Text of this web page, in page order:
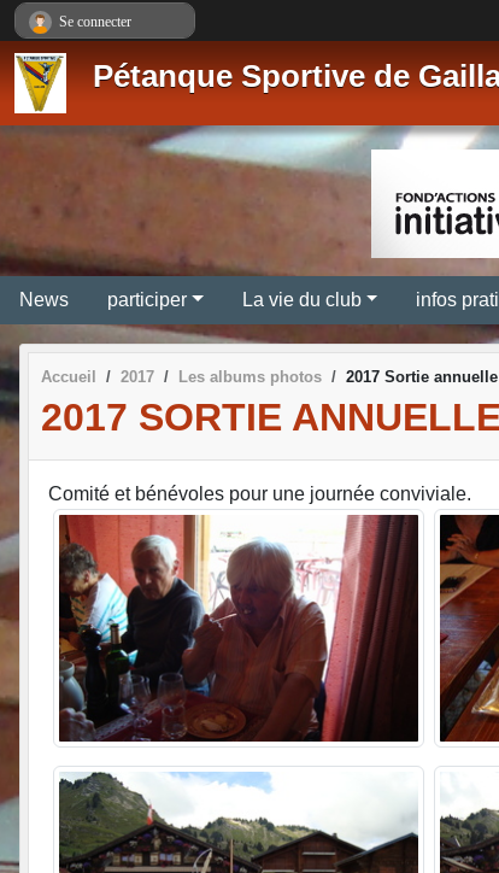
Pétanque Sportive de
News participer La vie du club infos
Accueil 2017 Les albums photos 2017 Sortie
2017 SORTIE
Comité et bénévoles pour une journée conviviale.
Se connecter
Panneau de gestion des cookies